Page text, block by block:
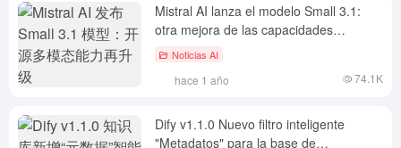
Mistral AI lanza el modelo Small 3.1:
otra mejora de las capacidades
multimodales de código abierto
Noticias AI
hace 1 año 74.1K
Dify v1.1.0 Nuevo filtro inteligente
"Metadatos" para la base de